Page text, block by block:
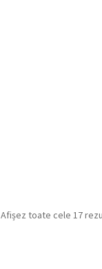
Afișez toate cele 17